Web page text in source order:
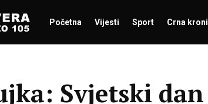
Početna Vijesti Sport Crna
Svjetski